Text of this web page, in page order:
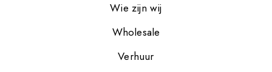
Wie zijn wij
Wholesale
Verhuur